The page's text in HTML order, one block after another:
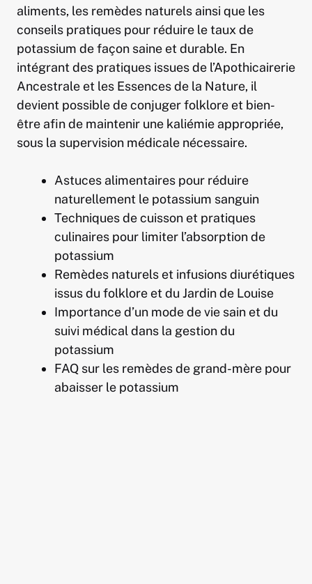
aliments, les remèdes naturels ainsi que les
conseils pratiques pour réduire le taux de
potassium de façon saine et durable. En
intégrant des pratiques issues de l’Apothicairerie
Ancestrale et les Essences de la Nature, il
devient possible de conjuger folklore et bien-
être afin de maintenir une kaliémie appropriée,
sous la supervision médicale nécessaire.
Astuces alimentaires pour réduire
naturellement le potassium sanguin
Techniques de cuisson et pratiques
culinaires pour limiter l’absorption de
potassium
Remèdes naturels et infusions diurétiques
issus du folklore et du Jardin de Louise
Importance d’un mode de vie sain et du
suivi médical dans la gestion du
potassium
FAQ sur les remèdes de grand-mère pour
abaisser le potassium